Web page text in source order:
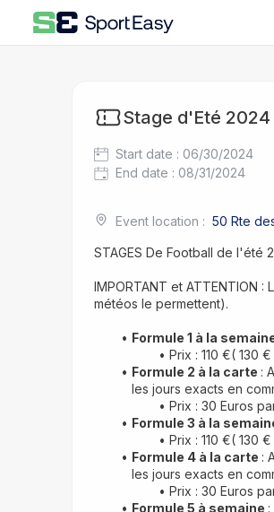
Stage d'Eté 2024
Start date : 06/30/2024
End date : 08/31/2024
Event location : 50 Rte
STAGES De Football de l'été
IMPORTANT et ATTENTION
météos le permettent).
Formule 1 à la
Prix : 110 €( 130
Formule 2 à la carte :
les jours exacts en
Prix : 30 Euros
Formule 3 à la
Prix : 110 €( 130
Formule 4 à la carte :
les jours exacts en
Prix : 30 Euros
Formule 5 à semaine